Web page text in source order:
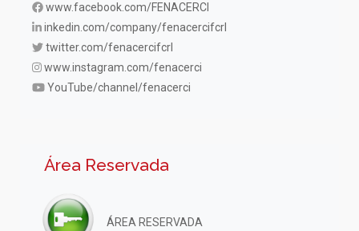
www.facebook.com/FENACERCI
inkedin.com/company/fenacercifcrl
twitter.com/fenacercifcrl
www.instagram.com/fenacerci
YouTube/channel/fenacerci
Área Reservada
ÁREA RESERVADA